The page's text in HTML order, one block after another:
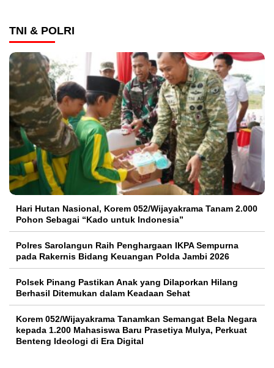
TNI & POLRI
Hari Hutan Nasional, Korem 052/Wijayakrama Tanam 2.000
Pohon Sebagai “Kado untuk Indonesia”
Polres Sarolangun Raih Penghargaan IKPA Sempurna
pada Rakernis Bidang Keuangan Polda Jambi 2026
Polsek Pinang Pastikan Anak yang Dilaporkan Hilang
Berhasil Ditemukan dalam Keadaan Sehat
Korem 052/Wijayakrama Tanamkan Semangat Bela Negara
kepada 1.200 Mahasiswa Baru Prasetiya Mulya, Perkuat
Benteng Ideologi di Era Digital